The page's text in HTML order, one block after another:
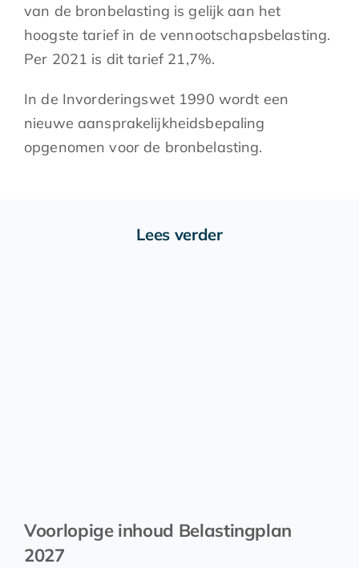
van de bronbelasting is gelijk aan het
hoogste tarief in de vennootschapsbelasting.
Per 2021 is dit tarief 21,7%.
In de Invorderingswet 1990 wordt een
nieuwe aansprakelijkheidsbepaling
opgenomen voor de bronbelasting.
Lees verder
Voorlopige inhoud Belastingplan
2027